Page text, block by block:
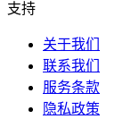
支持
关于我们
联系我们
服务条款
隐私政策